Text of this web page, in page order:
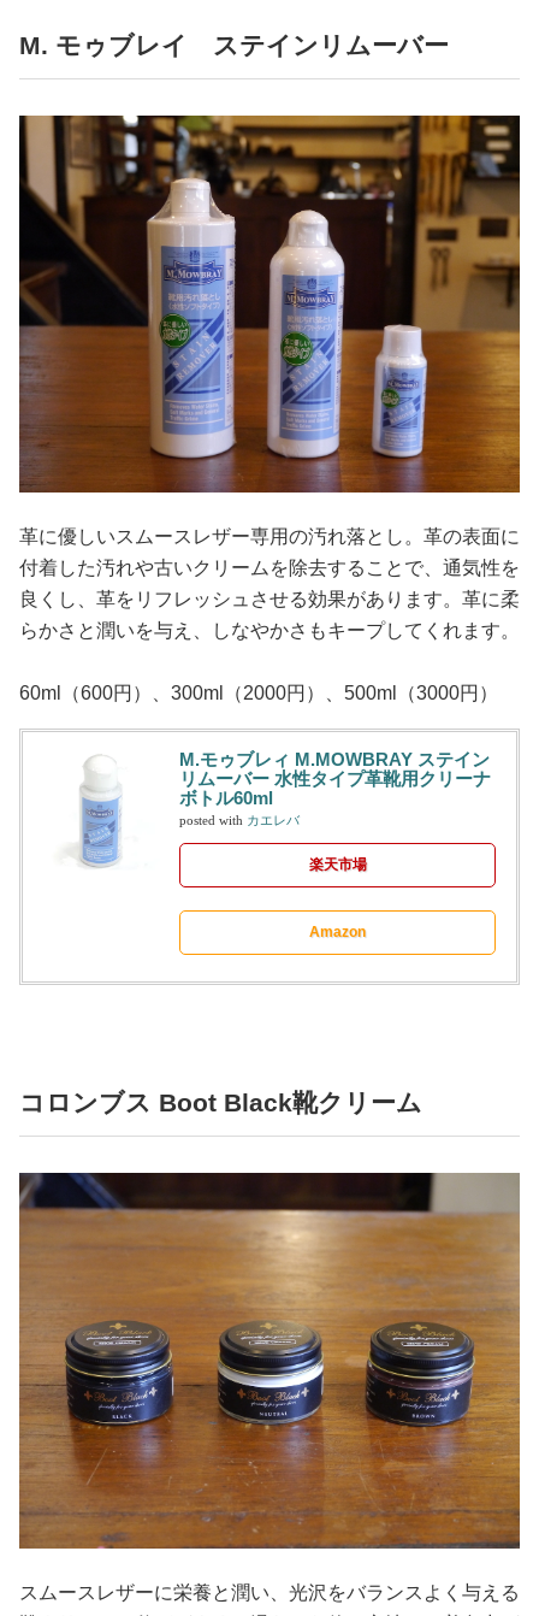
M. モゥブレイ ステインリムーバー
革に優しいスムースレザー専用の汚れ落とし。革の表面に
付着した汚れや古いクリームを除去することで、通気性を
良くし、革をリフレッシュさせる効果があります。革に柔
らかさと潤いを与え、しなやかさもキープしてくれます。
60ml（600円）、300ml（2000円）、500ml（3000円）
M.モゥブレィ M.MOWBRAY ステイン
リムーバー 水性タイプ革靴用クリーナ
ボトル60ml
posted with カエレバ
楽天市場
Amazon
コロンブス Boot Black靴クリーム
スムースレザーに栄養と潤い、光沢をバランスよく与える